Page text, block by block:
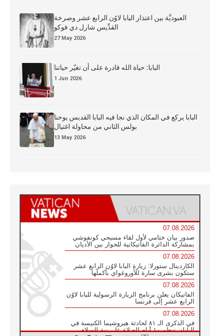
العبوديَّة بين اعتذار البابا لاوُن الرابع عشر وصرخة
القدِّيس شارل دي فوكو
27 May 2026
البابا: حياة الله قادرة على أن تغيّر حياتنا
1 Jun 2026
البابا يركع في المكان الذي نجا فيه البابا القديس يوحنا
بولس الثاني من محاولة اغتيال
13 May 2026
07.08.2026
صدور بيان ختامي لأول لقاء مسيحي كونفوشي
بمشاركة الدائرة الفاتيكانية للحوار بين الأديان
07.08.2026
الكاردينال ستورلا: زيارة البابا لاوُن الرابع عشر
ستكون بشرى سارة للأوروغواي بأكملها
07.08.2026
الفاتيكان يعلن برنامج الزيارة الرسولية للبابا لاوُن
الرابع عشر إلى فرنسا
07.08.2026
في الذكرى الـ ٨١ لحادثة هيروشيما الكنيسة في
اليابان تنظم ١٠ أيام للصلاة على نية السلام